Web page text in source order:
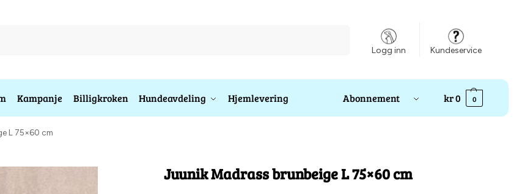
Logg inn Kundeservice
Kampanje Billigkroken Hundeavdeling Hjemlevering Abonnement kr0 0
L 75×60 cm
Juunik Madrass brunbeige L 75×60 cm